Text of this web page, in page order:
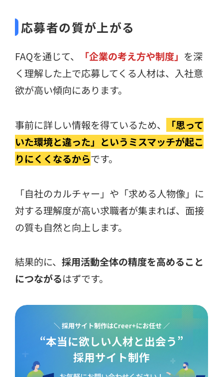
応募者の質が上がる
FAQを通じて、 「企業の考え方や制度」 を深
く理解した上で応募してくる人材は、入社意
欲が高い傾向にあります。
事前に詳しい情報を得ているため、
「思って
いた環境と違った」というミスマッチが起こ
りにくくなるからです。
「自社のカルチャー」や「求める人物像」に
対する理解度が高い求職者が集まれば、面接
の質も自然と向上します。
結果的に、 採用活動全体の精度を高めること
につながるはずです。
＼ 採用サイト制作はCreer+にお任せ ／
“本当に欲しい人材と出会う”
採用サイト制作